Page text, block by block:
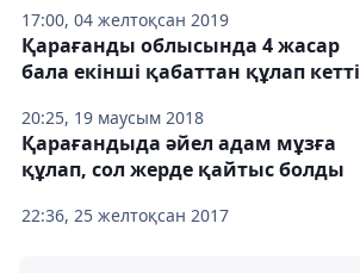
17:00, 04 желтоқсан 2019
20:25, 19 маусым 2018
Қарағанды облысында 4 жасар
бала екінші қабаттан құлап кетті
22:36, 25 желтоқсан 2017
Қарағандыда әйел адам мұзға
құлап, сол жерде қайтыс болды